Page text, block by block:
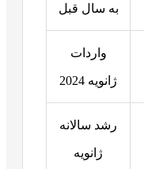
به سال قبل
واردات
ژانویه 2024
رشد سالانه
ژانویه